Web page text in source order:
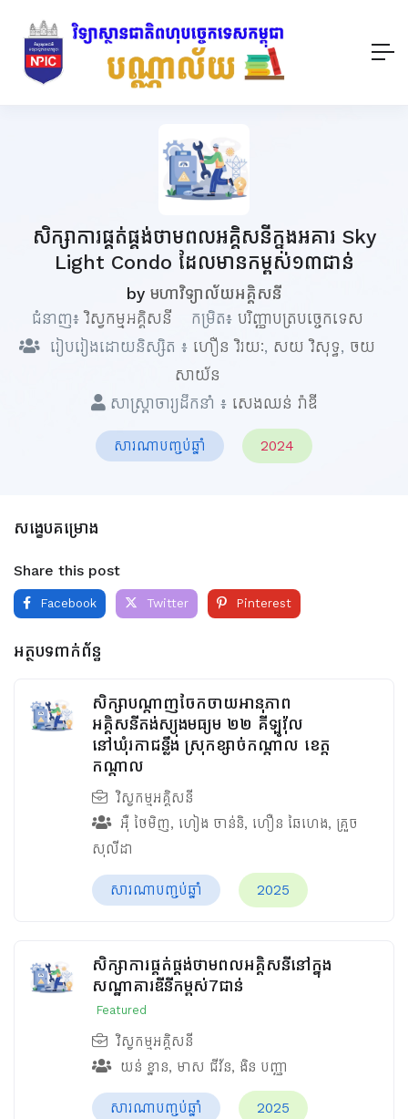
សិក្សាការផ្គត់ផ្គង់ថាមពលអគ្គិសនីក្នុងអគារ Sky
Light Condo ដែលមានកម្ពស់១៣ជាន់
by មហាវិទ្យាល័យអគ្គិសនី
ជំនាញ៖វិស្វកម្មអគ្គិសនី កម្រិត៖ បរិញ្ញាបត្របច្ចេកទេស
រៀបរៀងដោយនិស្សិត ៖ ហឿន វិរយៈ, សយ វិសុទ្ធ, ចយ
សាយ័ន
សាស្ត្រាចារ្យដឹកនាំ ៖ សេងឈន់ រ៉ាឌី
សារណាបញ្ចប់ឆ្នាំ 2024
សង្ខេបគម្រោង
Share this post
Facebook Twitter Pinterest
អត្ថបទពាក់ព័ន្ធ
សិក្សាបណ្តាញចែកចាយអានុភាព
អគ្គិសនីតង់ស្យុងមធ្យម ២២ គីឡូវ៉ុល
នៅឃុំរកាជន្លឹង ស្រុកខ្សាច់កណ្ដាល ខេត្ត
កណ្ដាល
វិស្វកម្មអគ្គិសនី
អ៊ឺ ថៃមិញ, ហៀង ចាន់និ, ហឿន ឆៃហេង, គ្រួច
សុលីដា
សារណាបញ្ចប់ឆ្នាំ 2025
សិក្សាការផ្គត់ផ្គង់ថាមពលអគ្គិសនីនៅក្នុង
សណ្ឋាគារឌីនីកម្ពស់7ជាន់
Featured
វិស្វកម្មអគ្គិសនី
យន់ ខ្នាន, មាស ជីវ័ន, ងិន បញ្ញា
សារណាបញ្ចប់ឆ្នាំ 2025